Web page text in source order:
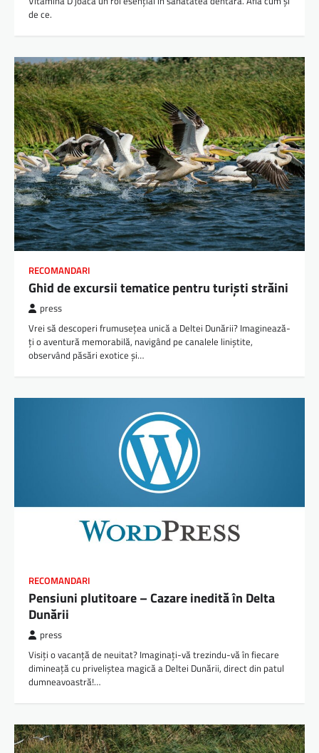
de ce.
RECOMANDARI
Ghid de excursii tematice pentru turiști străini
press
Vrei să descoperi frumusețea unică a Deltei Dunării? Imaginează-
ți o aventură memorabilă, navigând pe canalele liniștite,
observând păsări exotice și…
RECOMANDARI
Pensiuni plutitoare – Cazare inedită în Delta
Dunării
press
Visiți o vacanță de neuitat? Imaginați-vă trezindu-vă în fiecare
dimineață cu priveliștea magică a Deltei Dunării, direct din patul
dumneavoastră!…